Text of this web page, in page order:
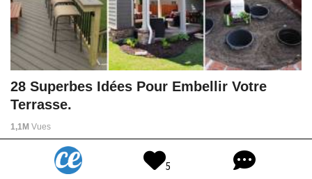
28 Superbes Idées Pour Embellir Votre
Terrasse.
1,1M Vues
5